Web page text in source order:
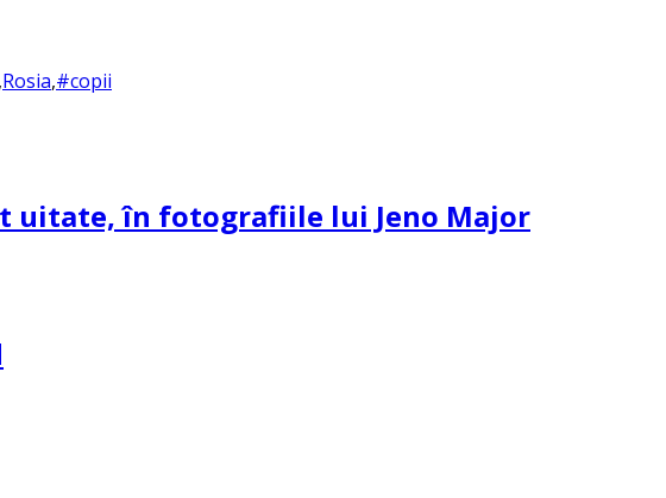
,Rosia,#copii
uitate, în fotografiile lui Jeno Major